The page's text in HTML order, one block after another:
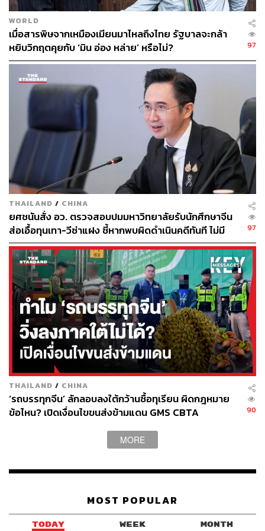
WORLD
เมื่อสารพิษจากเหมืองเมียนมาไหลถึงไทย รัฐบาลจะกล้า
หยิบวิกฤตคุยกับ ‘มิน อ่อง หล่าย’ หรือไม่?
97
THAILAND / CHINA
ยศชนันสั่ง อว. ตรวจสอบปมมหาวิทยาลัยรับนักศึกษาจีน
ส่อเอื้อทุนเทา-วีซ่าแฝง ชี้หากพบผิดดำเนินคดีทันที ไม่มี
เลือกปฎิบัติ
97
THAILAND / CHINA
‘รถบรรทุกจีน’ ลักลอบลงใต้กว้านซื้อทุเรียน ผิดกฎหมาย
ข้อไหน? เปิดเงื่อนไขขนส่งข้ามแดน GMS CBTA
90
MORE
MOST POPULAR
TODAY WEEK MONTH